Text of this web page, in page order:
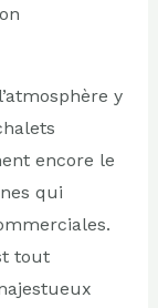
y
encore le
qui
tout